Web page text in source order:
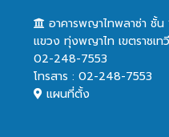
อาคารพญาไทพลาซ่า ชั้
แขวง ทุ่งพญาไท เขตราชเ
02-248-7553
โทรสาร : 02-248-7553
แผนที่ตั้ง